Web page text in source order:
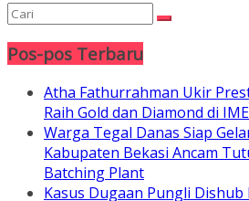
Pos-pos Terbaru
Atha Fathurrahman Ukir
Raih Gold dan Diamond di
Warga Tegal Danas Siap
Kabupaten Bekasi Ancam
Batching Plant
Kasus Dugaan Pungli Dishub